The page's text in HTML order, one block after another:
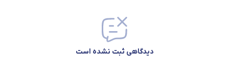
دیدگاهی ثبت نشده است